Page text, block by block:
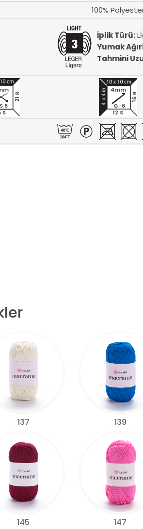
100%
İplik Türü:
Yumak
Tahmini
S
21 R
6
12 S
16 R
4mm
G-6
137 139
145 147